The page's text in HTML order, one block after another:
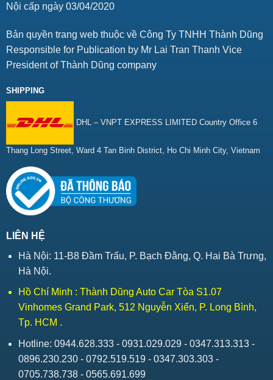
Nội cấp ngày 03/04/2020
Bản quyền trang web thuộc về Công Ty TNHH Thành Dũng
Responsible for Publication by Mr Lai Tran Thanh Vice
President of Thành Dũng company
SHIPPING
DHL – VNPT EXPRESS LIMITED Country Office 6
Thang Long Street, Ward 4 Tan Binh District, Ho Chi Minh City, Vietnam
LIÊN HỆ
Hà Nội: 11-B8 Đầm Trấu, P. Bạch Đằng, Q. Hai Bà Trưng,
Hà Nội.
Hồ Chí Minh : Thành Dũng Auto Car Tòa S1.07
Vinhomes Grand Park, 512 Nguyễn Xiển, P. Long Bình,
Tp. HCM .
Hotline: 0944.628.333 - 0931.029.029 - 0347.313.313 -
0896.230.230 - 0792.519.519 - 0347.303.303 -
0705.738.738 - 0565.691.699